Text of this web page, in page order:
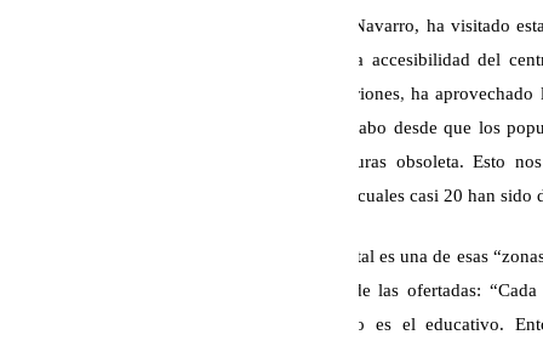
La delegada de la Junta en Málaga, Patricia Navarro, ha visitado
están llevando a cabo obras para mejorar la accesibilidad del
territorial de Desarrollo Educativo, Miguel Briones, ha aprovechado
sobre infraestructuras educativas llevadas a cabo desde que los
nos encontramos una planta de infraestructuras obsoleta. Esto
millones de euros en toda la provincia, de los cuales casi 20 han sido
Navarro ha querido destacar que Málaga capital es una de esas
demandan siempre han estado por encima de las ofertadas:
nuestros servicios públicos esenciales como es el educativo.